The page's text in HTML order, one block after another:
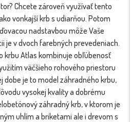
Chcete zároveň využívať tento
vonkajší krb s udiarňou. Potom
nadstavbou môže Vaše
je v dvoch farebných prevedeniach.
krbu Atlas kombinuje obľúbenosť
väčšieho rohového priestoru
dobe je to model záhradného krbu,
vysokej kvality a dobrému
záhradný krb, v ktorom je
uhlím a briketami ale i drevom s